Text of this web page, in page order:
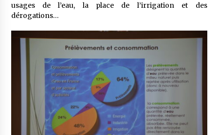
usages de l’eau, la place de l’irrigation et des
dérogations…